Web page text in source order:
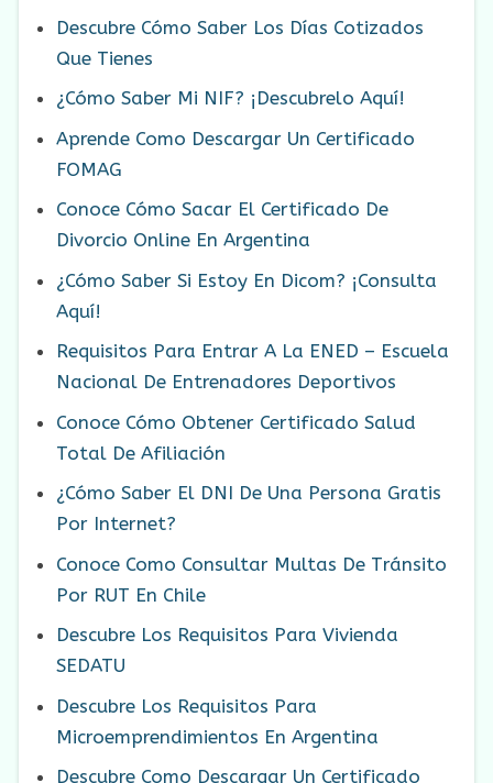
Descubre Cómo Saber Los Días Cotizados
Que Tienes
¿Cómo Saber Mi NIF? ¡Descubrelo Aquí!
Aprende Como Descargar Un Certificado
FOMAG
Conoce Cómo Sacar El Certificado De
Divorcio Online En Argentina
¿Cómo Saber Si Estoy En Dicom? ¡Consulta
Aquí!
Requisitos Para Entrar A La ENED – Escuela
Nacional De Entrenadores Deportivos
Conoce Cómo Obtener Certificado Salud
Total De Afiliación
¿Cómo Saber El DNI De Una Persona Gratis
Por Internet?
Conoce Como Consultar Multas De Tránsito
Por RUT En Chile
Descubre Los Requisitos Para Vivienda
SEDATU
Descubre Los Requisitos Para
Microemprendimientos En Argentina
Descubre Como Descargar Un Certificado